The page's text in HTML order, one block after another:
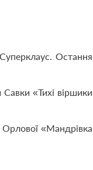
Остання
Савки«Тихі віршики
Орлової«Мандрівка